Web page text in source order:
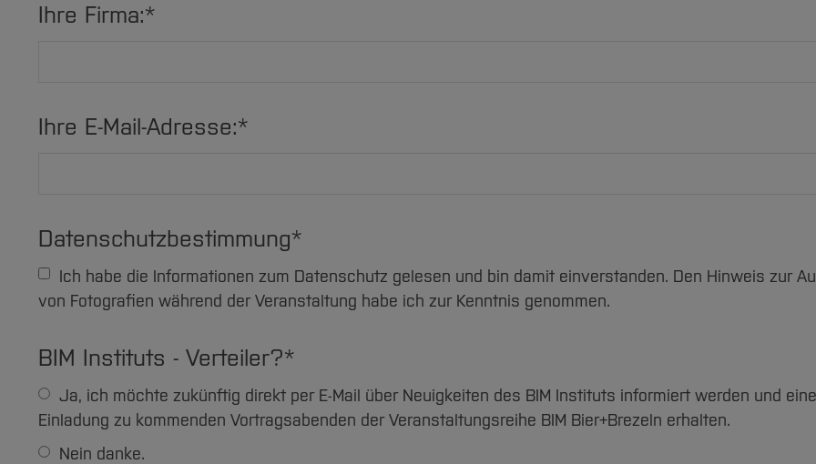
Ihre Firma:*
Ihre E-Mail-Adresse:*
Datenschutzbestimmung*
von Fotografien während der Veranstaltung habe ich zur Kenntnis genommen.
BIM Instituts - Verteiler?*
Einladung zu kommenden Vortragsabenden der Veranstaltungsreihe BIM Bier+Brezeln erhalten.
Nein danke.